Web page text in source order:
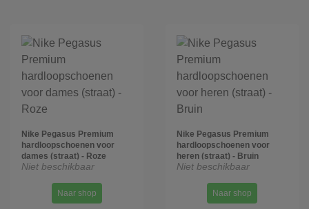
Nike Pegasus Premium
hardloopschoenen voor
dames (straat) - Roze
Niet beschikbaar
Naar shop
Nike Pegasus Premium
hardloopschoenen voor
heren (straat) - Bruin
Niet beschikbaar
Naar shop